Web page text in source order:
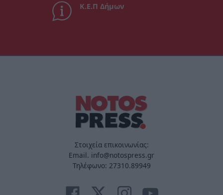
Κ.Ε.Π Δήμων
Στοιχεία επικοινωνίας:
Email. info@notospress.gr
Τηλέφωνο: 27310.89949